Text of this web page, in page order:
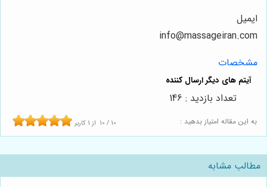
ایمیل
info@massageiran.com
مشخصات
به این مقاله امتیاز بدهید : 10 / 10 از 1 کاربر
تعداد بازدید : 146
مطالب مشابه